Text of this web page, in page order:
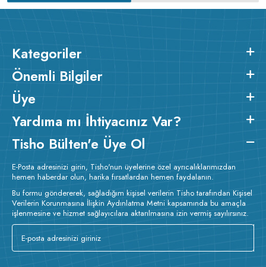
v233.25
Kategoriler
Önemli Bilgiler
Üye
Yardıma mı İhtiyacınız Var?
Tisho Bülten'e Üye Ol
E-Posta adresinizi girin, Tisho'nun üyelerine özel ayrıcalıklarımızdan
hemen haberdar olun, harika fırsatlardan hemen faydalanın.
Bu formu göndererek, sağladığım kişisel verilerin Tisho tarafından Kişisel
Verilerin Korunmasına İlişkin Aydınlatma Metni kapsamında bu amaçla
işlenmesine ve hizmet sağlayıcılara aktarılmasına izin vermiş sayılırsınız.